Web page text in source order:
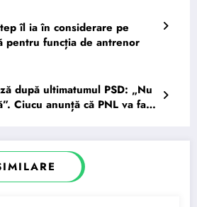
îl ia în considerare pe
pentru funcția de antrenor
după ultimatumul PSD: „Nu
Ciucu anunță că PNL va face